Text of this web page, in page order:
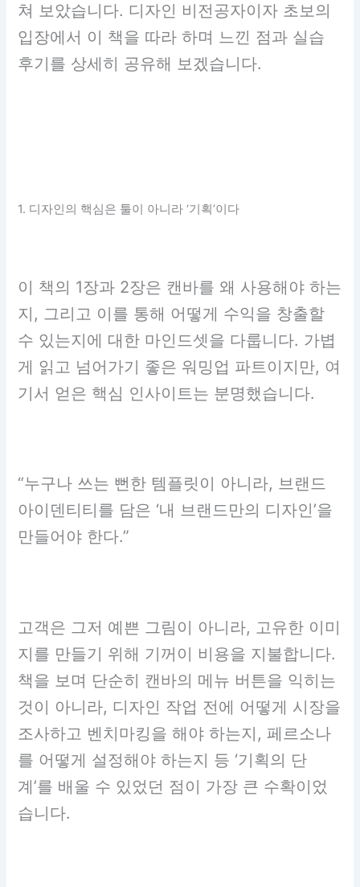
쳐 보았습니다. 디자인 비전공자이자 초보의
입장에서 이 책을 따라 하며 느낀 점과 실습
후기를 상세히 공유해 보겠습니다.
1. 디자인의 핵심은 툴이 아니라 ‘기획’이다
이 책의 1장과 2장은 캔바를 왜 사용해야 하는
지, 그리고 이를 통해 어떻게 수익을 창출할
수 있는지에 대한 마인드셋을 다룹니다. 가볍
게 읽고 넘어가기 좋은 워밍업 파트이지만, 여
기서 얻은 핵심 인사이트는 분명했습니다.
“누구나 쓰는 뻔한 템플릿이 아니라, 브랜드
아이덴티티를 담은 ‘내 브랜드만의 디자인’을
만들어야 한다.”
고객은 그저 예쁜 그림이 아니라, 고유한 이미
지를 만들기 위해 기꺼이 비용을 지불합니다.
책을 보며 단순히 캔바의 메뉴 버튼을 익히는
것이 아니라, 디자인 작업 전에 어떻게 시장을
조사하고 벤치마킹을 해야 하는지, 페르소나
를 어떻게 설정해야 하는지 등 ‘기획의 단
계’를 배울 수 있었던 점이 가장 큰 수확이었
습니다.